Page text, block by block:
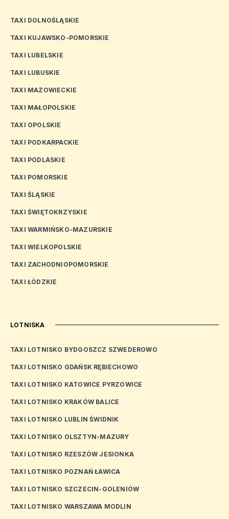
TAXI DOLNOŚLĄSKIE
TAXI KUJAWSKO-POMORSKIE
TAXI LUBELSKIE
TAXI LUBUSKIE
TAXI MAZOWIECKIE
TAXI MAŁOPOLSKIE
TAXI OPOLSKIE
TAXI PODKARPACKIE
TAXI PODLASKIE
TAXI POMORSKIE
TAXI ŚLĄSKIE
TAXI ŚWIĘTOKRZYSKIE
TAXI WARMIŃSKO-MAZURSKIE
TAXI WIELKOPOLSKIE
TAXI ZACHODNIOPOMORSKIE
TAXI ŁÓDZKIE
LOTNISKA
TAXI LOTNISKO BYDGOSZCZ SZWEDEROWO
TAXI LOTNISKO GDAŃSK RĘBIECHOWO
TAXI LOTNISKO KATOWICE PYRZOWICE
TAXI LOTNISKO KRAKÓW BALICE
TAXI LOTNISKO LUBLIN ŚWIDNIK
TAXI LOTNISKO OLSZTYN-MAZURY
TAXI LOTNISKO RZESZÓW JESIONKA
TAXI LOTNISKO POZNAŃ ŁAWICA
TAXI LOTNISKO SZCZECIN-GOLENIÓW
TAXI LOTNISKO WARSZAWA MODLIN